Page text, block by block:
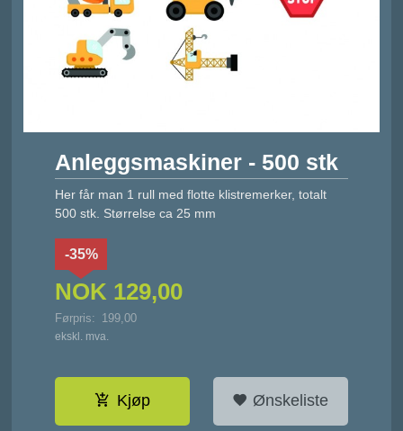
Anleggsmaskiner - 500 stk
Her får man 1 rull med flotte klistremerker, totalt
500 stk. Størrelse ca 25 mm
NOK 129,00
Førpris: 199,00
Rabatt
-35%
ekskl. mva.
Kjøp Ønskeliste